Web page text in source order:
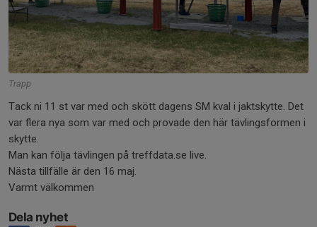
Trapp
Tack ni 11 st var med och skött dagens SM kval i jaktskytte. Det
var flera nya som var med och provade den här tävlingsformen i
skytte.
Man kan följa tävlingen på treffdata.se live.
Nästa tillfälle är den 16 maj.
Varmt välkommen
Dela nyhet